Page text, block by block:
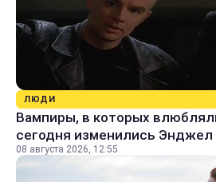
ЛЮДИ
Вампиры, в которых
сегодня изменились Энджел
08 августа 2026, 12:55